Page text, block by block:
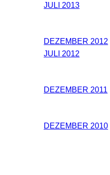
JULI 2013
DEZEMBER 2012
JULI 2012
DEZEMBER 2011
DEZEMBER 2010